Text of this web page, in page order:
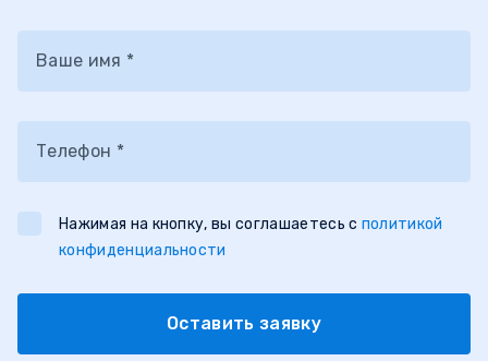
Ваше имя *
Телефон *
Нажимая на кнопку, вы соглашаетесь с политикой
конфиденциальности
Оставить заявку